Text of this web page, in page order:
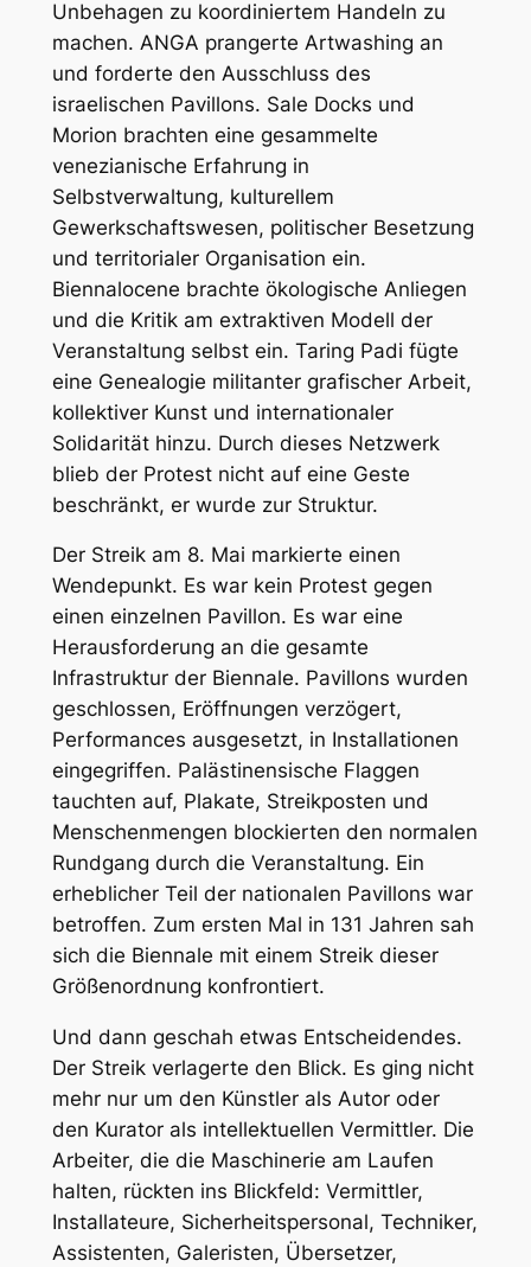
Unbehagen zu koordiniertem Handeln zu
machen. ANGA prangerte Artwashing an
und forderte den Ausschluss des
israelischen Pavillons. Sale Docks und
Morion brachten eine gesammelte
venezianische Erfahrung in
Selbstverwaltung, kulturellem
Gewerkschaftswesen, politischer Besetzung
und territorialer Organisation ein.
Biennalocene brachte ökologische Anliegen
und die Kritik am extraktiven Modell der
Veranstaltung selbst ein. Taring Padi fügte
eine Genealogie militanter grafischer Arbeit,
kollektiver Kunst und internationaler
Solidarität hinzu. Durch dieses Netzwerk
blieb der Protest nicht auf eine Geste
beschränkt, er wurde zur Struktur.
Der Streik am 8. Mai markierte einen
Wendepunkt. Es war kein Protest gegen
einen einzelnen Pavillon. Es war eine
Herausforderung an die gesamte
Infrastruktur der Biennale. Pavillons wurden
geschlossen, Eröffnungen verzögert,
Performances ausgesetzt, in Installationen
eingegriffen. Palästinensische Flaggen
tauchten auf, Plakate, Streikposten und
Menschenmengen blockierten den normalen
Rundgang durch die Veranstaltung. Ein
erheblicher Teil der nationalen Pavillons war
betroffen. Zum ersten Mal in 131 Jahren sah
sich die Biennale mit einem Streik dieser
Größenordnung konfrontiert.
Und dann geschah etwas Entscheidendes.
Der Streik verlagerte den Blick. Es ging nicht
mehr nur um den Künstler als Autor oder
den Kurator als intellektuellen Vermittler. Die
Arbeiter, die die Maschinerie am Laufen
halten, rückten ins Blickfeld: Vermittler,
Installateure, Sicherheitspersonal, Techniker,
Assistenten, Galeristen, Übersetzer,